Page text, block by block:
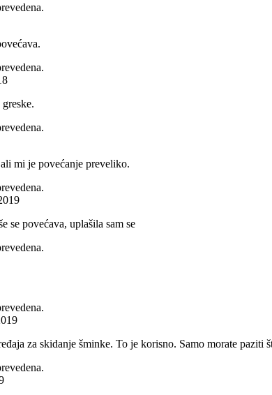
mi je povećanje preveliko.
se povećava, uplašila sam se
za skidanje šminke. To je korisno. Samo morate paziti